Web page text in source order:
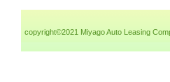
copyright©2021 Miyago Auto Leasing